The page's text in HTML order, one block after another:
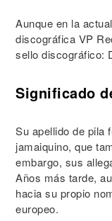
Aunque en la
discográfica VP
sello discográfico:
Significado
Su apellido de pila
jamaiquino, que
embargo, sus
Años más tarde,
hacia su propio
europeo.